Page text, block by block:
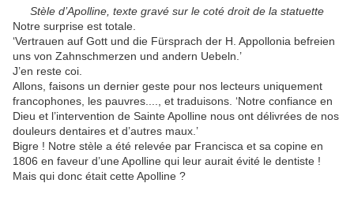
Stèle d’Apolline, texte gravé sur le coté droit de la statuette
Notre surprise est totale.
‘Vertrauen auf Gott und die Fürsprach der H. Appollonia befreien
uns von Zahnschmerzen und andern Uebeln.’
J’en reste coi.
Allons, faisons un dernier geste pour nos lecteurs uniquement
francophones, les pauvres...., et traduisons. ‘Notre confiance en
Dieu et l’intervention de Sainte Apolline nous ont délivrées de nos
douleurs dentaires et d’autres maux.’
Bigre ! Notre stèle a été relevée par Francisca et sa copine en
1806 en faveur d’une Apolline qui leur aurait évité le dentiste !
Mais qui donc était cette Apolline ?